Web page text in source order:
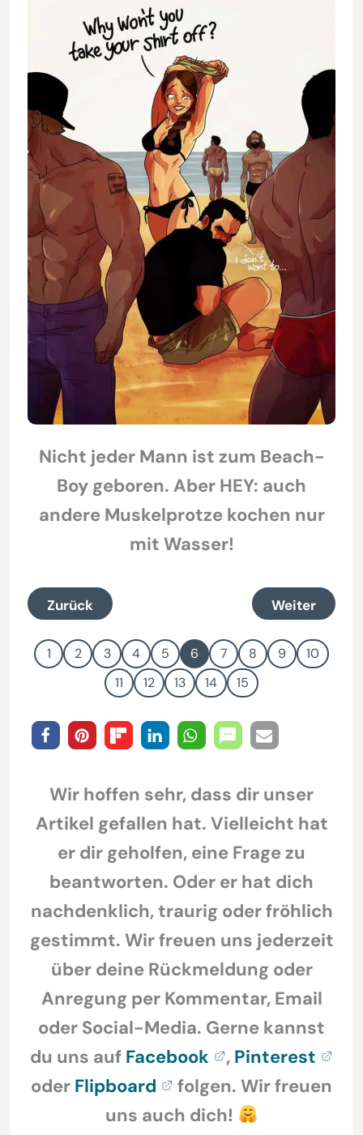
Nicht jeder Mann ist zum Beach-
Boy geboren. Aber HEY: auch
andere Muskelprotze kochen nur
mit Wasser!
Zurück Weiter
1 2 3 4 5 6 7 8 9
10
11
12 13 14 15
Wir hoffen sehr, dass dir unser
Artikel gefallen hat. Vielleicht hat
er dir geholfen, eine Frage zu
beantworten. Oder er hat dich
nachdenklich, traurig oder fröhlich
gestimmt. Wir freuen uns jederzeit
über deine Rückmeldung oder
Anregung per Kommentar, Email
oder Social-Media. Gerne kannst
du uns auf Facebook , Pinterest
oder Flipboard
folgen. Wir freuen
uns auch dich!